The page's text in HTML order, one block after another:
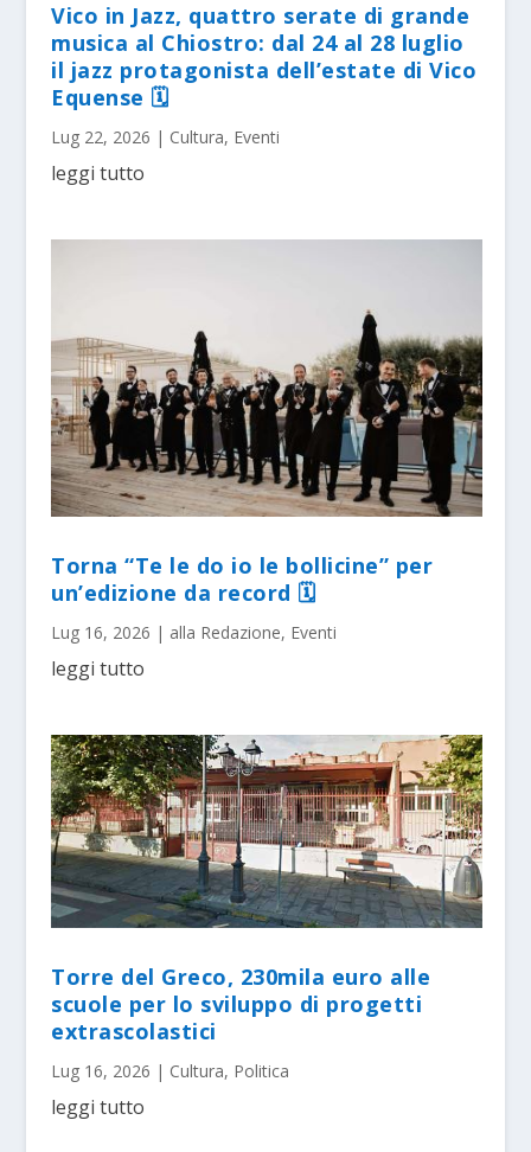
Vico in Jazz, quattro serate di grande
musica al Chiostro: dal 24 al 28 luglio
il jazz protagonista dell’estate di Vico
Equense 🗓
Lug 22, 2026 | Cultura, Eventi
leggi tutto
Torna “Te le do io le bollicine” per
un’edizione da record 🗓
Lug 16, 2026 | alla Redazione, Eventi
leggi tutto
Torre del Greco, 230mila euro alle
scuole per lo sviluppo di progetti
extrascolastici
Lug 16, 2026 | Cultura, Politica
leggi tutto